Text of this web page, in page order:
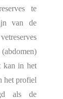
te
van de
kan in het
het profiel
als de